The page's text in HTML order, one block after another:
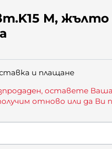
M,
и плащане
оставете
отново или да Ви